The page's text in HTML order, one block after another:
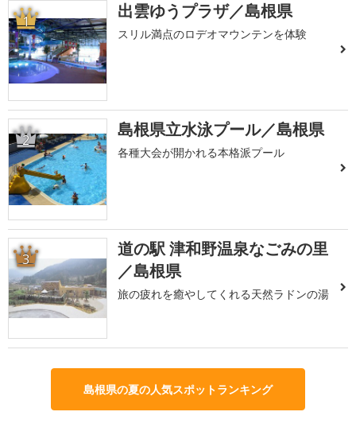
1 出雲ゆうプラザ／島根県
スリル満点のロデオマウンテンを体験
2 島根県立水泳プール／島根県
各種大会が開かれる本格派プール
3
道の駅 津和野温泉なごみの里
／島根県
旅の疲れを癒やしてくれる天然ラドンの湯
島根県の夏の人気スポットランキング